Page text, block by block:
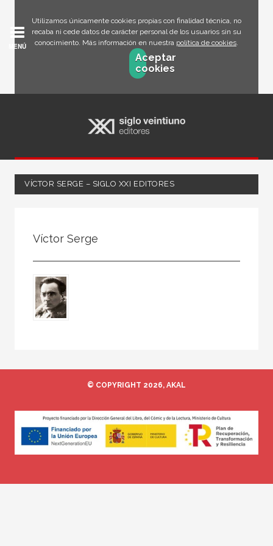
Utilizamos únicamente cookies propias con finalidad técnica, no
recaba ni cede datos de carácter personal de los usuarios sin su
conocimiento. Más información en nuestra política de cookies.
Aceptar
cookies
MENÚ
VÍCTOR SERGE – SIGLO XXI EDITORES
Víctor Serge
© COPYRIGHT 2026, AKAL